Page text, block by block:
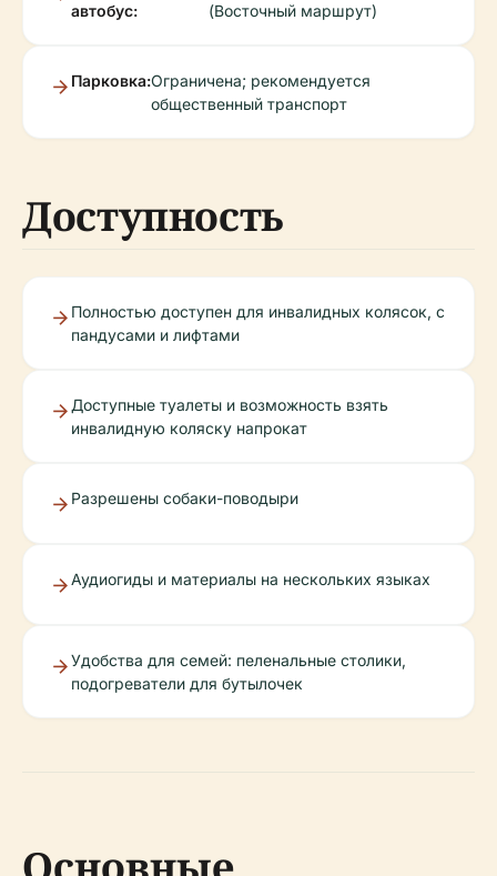
автобус:
(Восточный маршрут)
Парковка:Ограничена; рекомендуется
общественный транспорт
Доступность
Полностью доступен для инвалидных колясок, с
пандусами и лифтами
Доступные туалеты и возможность взять
инвалидную коляску напрокат
Разрешены собаки-поводыри
Аудиогиды и материалы на нескольких языках
Удобства для семей: пеленальные столики,
подогреватели для бутылочек